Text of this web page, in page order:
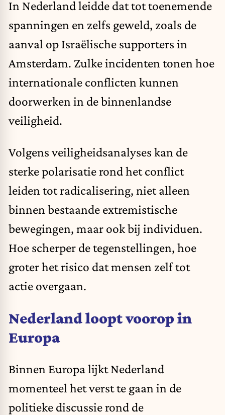
In Nederland leidde dat tot toenemende
spanningen en zelfs geweld, zoals de
aanval op Israëlische supporters in
Amsterdam. Zulke incidenten tonen hoe
internationale conflicten kunnen
doorwerken in de binnenlandse
veiligheid.
Volgens veiligheidsanalyses kan de
sterke polarisatie rond het conflict
leiden tot radicalisering, niet alleen
binnen bestaande extremistische
bewegingen, maar ook bij individuen.
Hoe scherper de tegenstellingen, hoe
groter het risico dat mensen zelf tot
actie overgaan.
Nederland loopt voorop in
Europa
Binnen Europa lijkt Nederland
momenteel het verst te gaan in de
politieke discussie rond de